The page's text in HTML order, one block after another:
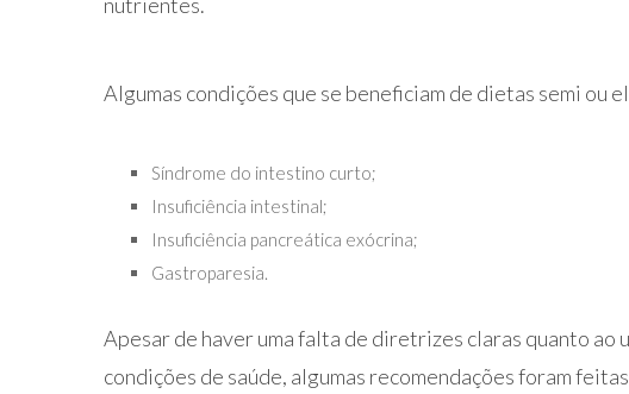
nutrientes.
Algumas condições que se beneficiam de dietas semi ou
Síndrome do intestino curto;
Insuficiência intestinal;
Insuficiência pancreática exócrina;
Gastroparesia.
Apesar de haver uma falta de diretrizes claras quanto ao
condições de saúde, algumas recomendações foram